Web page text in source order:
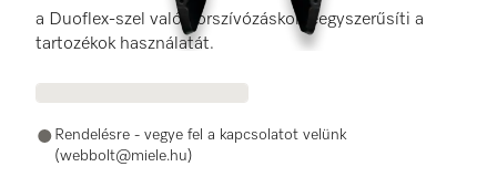
a Duoflex-szel való porszívózáskor leegyszerűsíti a
tartozékok használatát.
Rendelésre - vegye fel a kapcsolatot velünk
(webbolt@miele.hu)